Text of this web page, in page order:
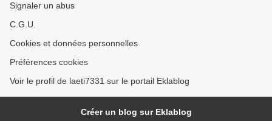
Signaler un abus
C.G.U.
Cookies et données personnelles
Préférences cookies
Voir le profil de laeti7331 sur le portail Eklablog
Créer un blog sur Eklablog